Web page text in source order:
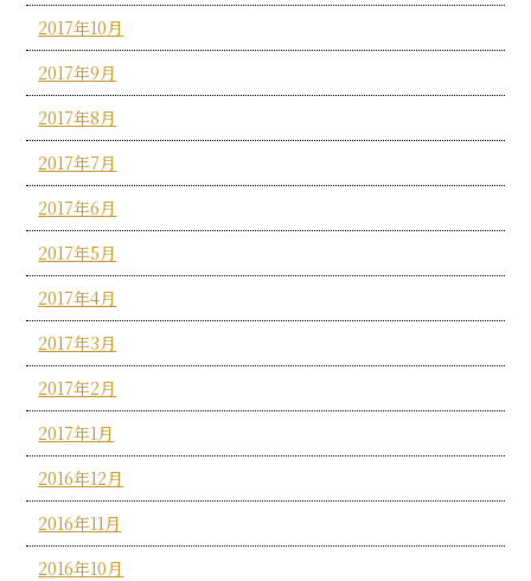
2017年10月
2017年9月
2017年8月
2017年7月
2017年6月
2017年5月
2017年4月
2017年3月
2017年2月
2017年1月
2016年12月
2016年11月
2016年10月